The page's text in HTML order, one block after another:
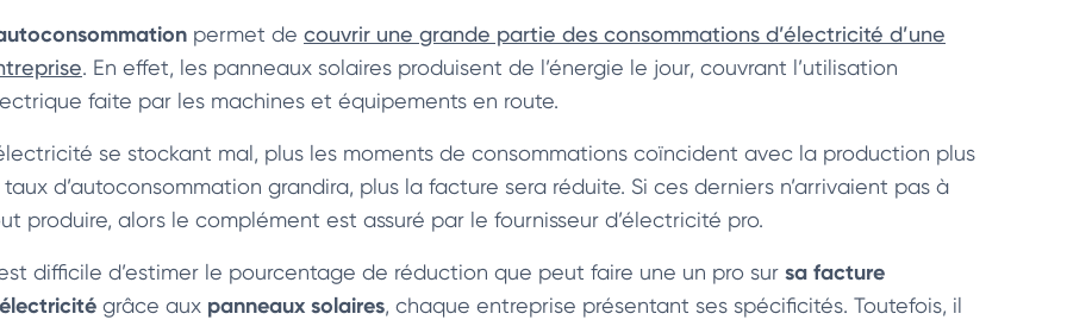
permet de couvrir une grande partie des consommations d’électricité d’une
. En effet, les panneaux solaires produisent de l’énergie le jour, couvrant l’utilisation
faite par les machines et équipements en route.
se stockant mal, plus les moments de consommations coïncident avec la production plus
taux d’autoconsommation grandira, plus la facture sera réduite. Si ces derniers n’arrivaient pas à
produire, alors le complément est assuré par le fournisseur d’électricité pro.
difficile d’estimer le pourcentage de réduction que peut faire une un pro sur sa facture
grâce aux panneaux solaires, chaque entreprise présentant ses spécificités. Toutefois, il